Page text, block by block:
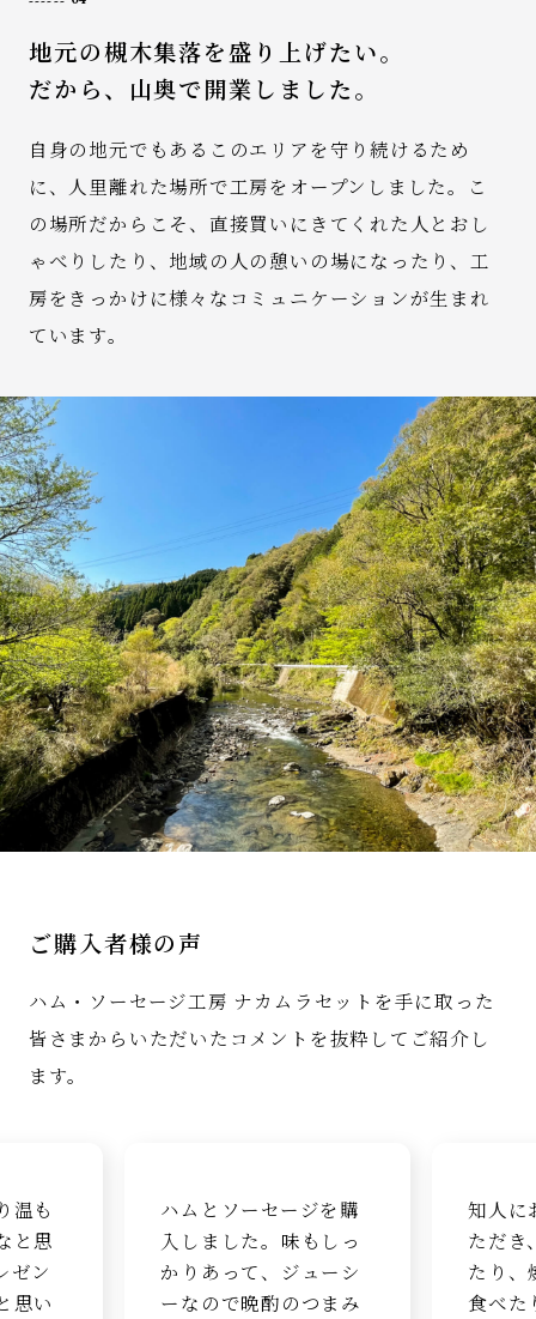
地元の槻木集落を盛り上げたい。
だから、山奥で開業しました。
自身の地元でもあるこのエリアを守り続けるため
に、人里離れた場所で工房をオープンしました。こ
の場所だからこそ、直接買いにきてくれた人とおし
ゃべりしたり、地域の人の憩いの場になったり、工
房をきっかけに様々なコミュニケーションが生まれ
ています。
ご購入者様の声
ハム・ソーセージ工房 ナカムラセットを手に取った
皆さまからいただいたコメントを抜粋してご紹介し
ます。
温も
と思
ゼン
思い
ハムとソーセージを購
入しました。味もしっ
かりあって、ジューシ
ーなので晩酌のつまみ
知人に
ただき
たり、
食べた